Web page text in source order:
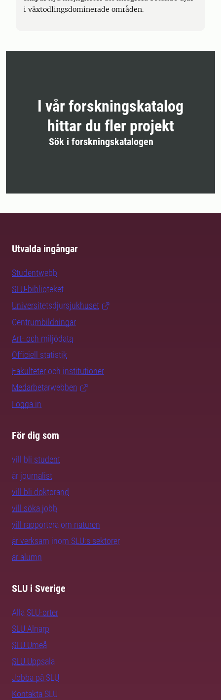
i växtodlingsdominerade områden.
I vår forskningskatalog
hittar du fler projekt
Sök i forskningskatalogen
Utvalda ingångar
Studentwebb
SLU-biblioteket
Universitetsdjursjukhuset
Centrumbildningar
Art- och miljödata
Officiell statistik
Fakulteter och institutioner
Medarbetarwebben
Logga in
För dig som
vill bli student
är journalist
vill bli doktorand
vill söka jobb
vill rapportera om naturen
är verksam inom SLU:s sektorer
är alumn
SLU i Sverige
Alla SLU-orter
SLU Alnarp
SLU Umeå
SLU Uppsala
Jobba på SLU
Kontakta SLU